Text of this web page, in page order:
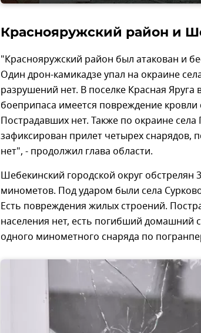
Краснояружский район и
"Краснояружский район был атакован и
Один дрон-камикадзе упал на окраине
разрушений нет. В поселке Красная Яруга
боеприпаса имеется повреждение
Пострадавших нет. Также по окраине
зафиксирован прилет четырех снарядов,
нет", - продолжил глава области.
Шебекинский городской округ обстрелян
минометов. Под ударом были села
Есть повреждения жилых строений.
населения нет, есть погибший домашний
одного минометного снаряда по